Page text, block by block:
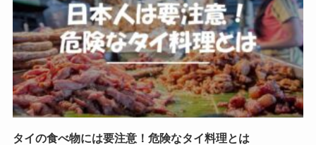
タイの食べ物には要注意！危険なタイ料理とは